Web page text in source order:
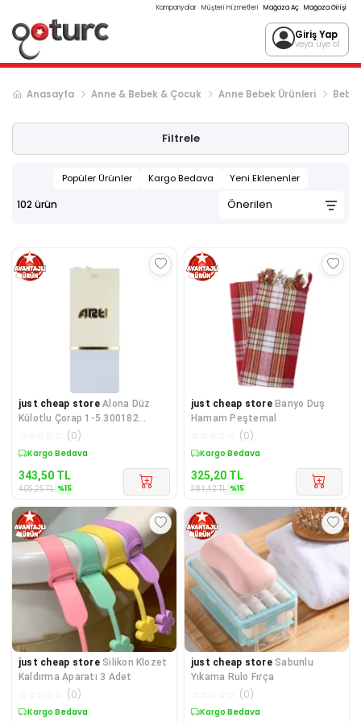
Kampanyalar Müşteri Hizmetleri Mağaza Aç Mağaza Girişi
Giriş Yap
veya üye ol
Sonraki ürün sayfası, sayfa2
Anasayfa Anne & Bebek & Çocuk Anne Bebek Ürünleri
Filtrele
Popüler Ürünler Kargo Bedava Yeni Eklenenler
102ürün
just cheap store Alona Düz
Külotlu Çorap 1-5 300182
(0)
Sepette %15 İndirim
343,50 TL
405,25TL %15
just cheap store Banyo Duş
Hamam Peştemal
(0)
Sepette %15 İndirim
325,20 TL
381,42TL %15
just cheap store Silikon Klozet
Kaldırma Aparatı 3 Adet
(0)
Sepette %12 İndirim
just cheap store Sabunlu
Yıkama Rulo Fırça
(0)
Sepette %13 İndirim